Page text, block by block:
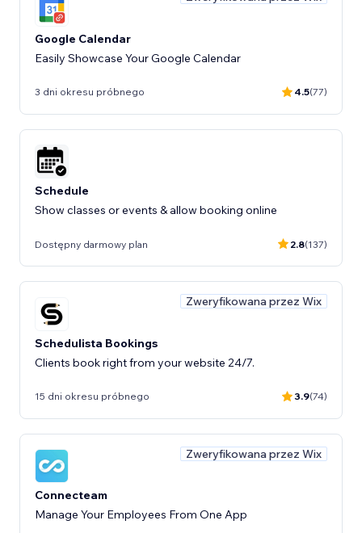
Google Calendar
Easily Showcase Your Google Calendar
3 dni okresu próbnego 4.5(77)
Schedule
Show classes or events & allow booking online
Dostępny darmowy plan 2.8(137)
Zweryfikowana przez Wix
Schedulista Bookings
Clients book right from your website 24/7.
15 dni okresu próbnego 3.9(74)
Zweryfikowana przez Wix
Connecteam
Manage Your Employees From One App